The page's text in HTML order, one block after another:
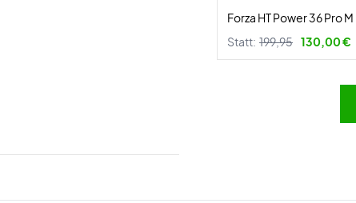
Forza HT Power 36 Pro M
Statt: 199,95 130,00 €